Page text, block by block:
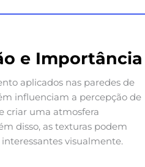
e Importância
aplicados nas paredes de
influenciam a percepção de
criar uma atmosfera
disso, as texturas podem
visualmente.